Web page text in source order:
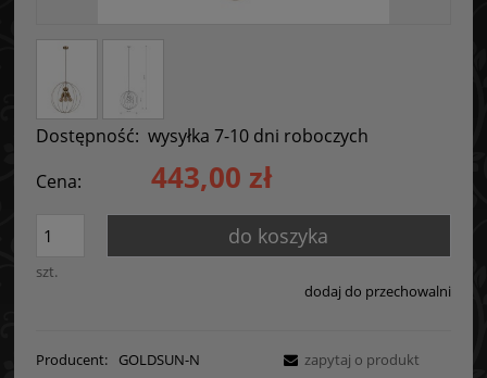
Dostępność: wysyłka 7-10 dni roboczych
Cena:
443,00 zł
szt.
do koszyka
dodaj do przechowalni
Producent: GOLDSUN-N
zapytaj o produkt